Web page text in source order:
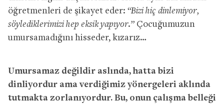
öğretmenleri de şikayet eder: “Bizi hiç dinlemiyor,
söylediklerimizi hep eksik yapıyor.” Çocuğumuzun
umursamadığını hisseder, kızarız…
Umursamaz değildir aslında, hatta bizi
dinliyordur ama verdiğimiz yönergeleri aklında
tutmakta zorlanıyordur. Bu, onun çalışma belleği